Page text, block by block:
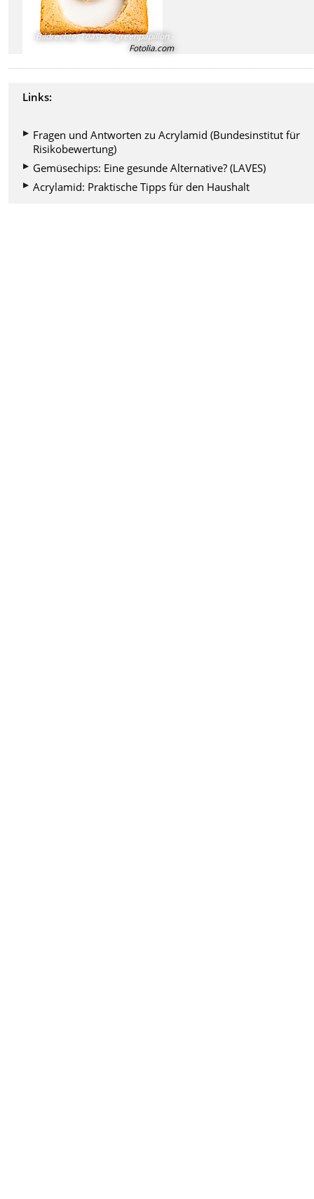
Bildrechte:Toast: © greenpapillon -
Fotolia.com
Links:
Fragen und Antworten zu Acrylamid (Bundesinstitut für
Risikobewertung)
Gemüsechips: Eine gesunde Alternative? (LAVES)
Acrylamid: Praktische Tipps für den Haushalt